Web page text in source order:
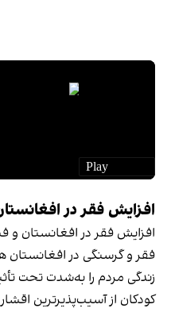
افزایش فقر در
افزایش فقر در افغانستان و
فقر و گرسنگی در افغانستان
زندگی مردم را به‌شدت تحت
کودکان از آسیب‌پذیرترین